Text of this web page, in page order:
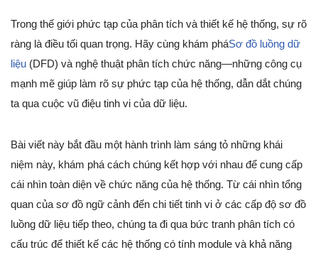
Trong thế giới phức tạp của phân tích và thiết kế hệ thống, sự rõ
ràng là điều tối quan trọng. Hãy cùng khám pháSơ đồ luồng dữ
liệu (DFD) và nghệ thuật phân tích chức năng—những công cụ
mạnh mẽ giúp làm rõ sự phức tạp của hệ thống, dẫn dắt chúng
ta qua cuộc vũ điệu tinh vi của dữ liệu.
Bài viết này bắt đầu một hành trình làm sáng tỏ những khái
niệm này, khám phá cách chúng kết hợp với nhau để cung cấp
cái nhìn toàn diện về chức năng của hệ thống. Từ cái nhìn tổng
quan của sơ đồ ngữ cảnh đến chi tiết tinh vi ở các cấp độ sơ đồ
luồng dữ liệu tiếp theo, chúng ta đi qua bức tranh phân tích có
cấu trúc để thiết kế các hệ thống có tính module và khả năng